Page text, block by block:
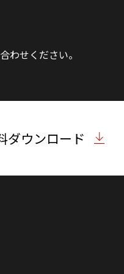
わせください。
ダウンロード